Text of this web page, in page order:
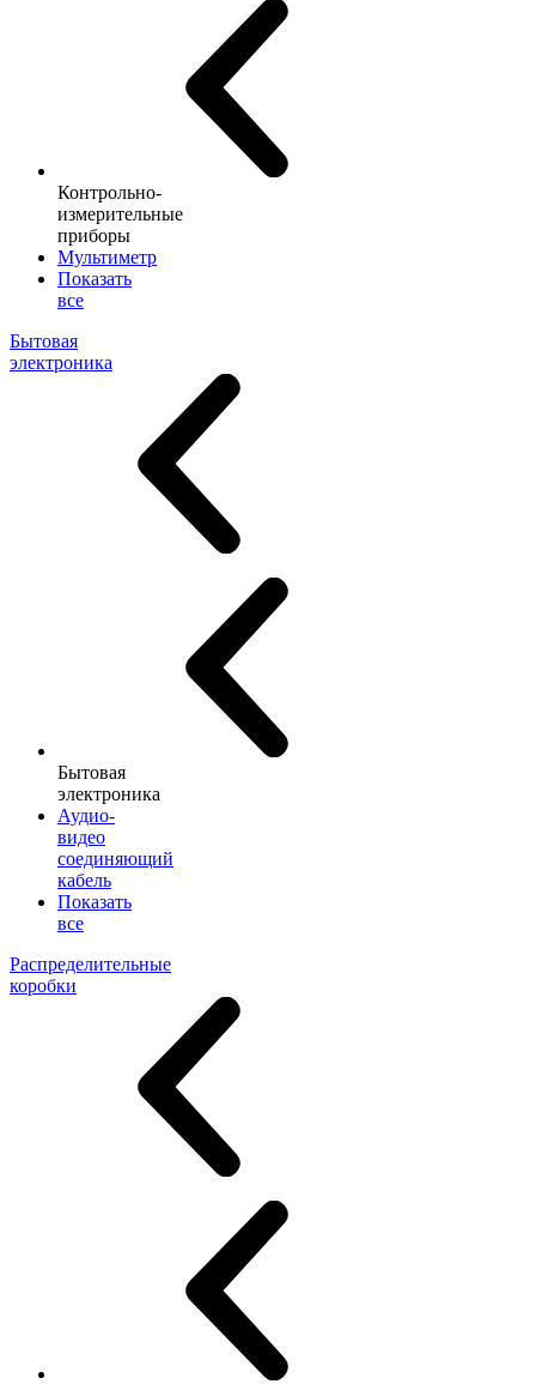
Контрольно-
измерительные
приборы
Мультиметр
Показать
все
Бытовая
электроника
Бытовая
электроника
Аудио-
видео
соединяющий
кабель
Показать
все
Распределительные
коробки